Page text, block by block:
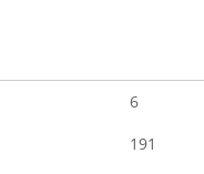
6
191